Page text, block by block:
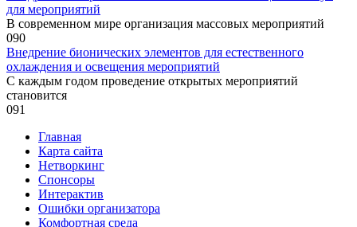
для мероприятий
В современном мире организация массовых мероприятий
090
Внедрение бионических элементов для естественного
охлаждения и освещения мероприятий
С каждым годом проведение открытых мероприятий
становится
091
Главная
Карта сайта
Нетворкинг
Спонсоры
Интерактив
Ошибки организатора
Комфортная среда